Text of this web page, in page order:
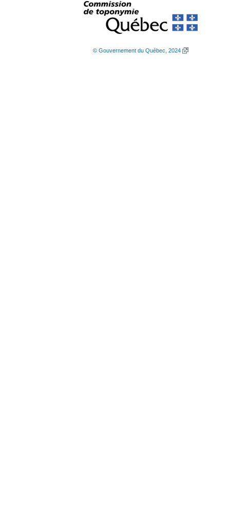
© Gouvernement du Québec, 2024